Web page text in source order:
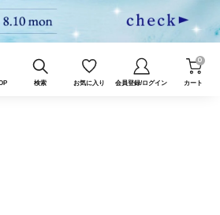
検索 お気に入り 会員登録/ログイン カート
0